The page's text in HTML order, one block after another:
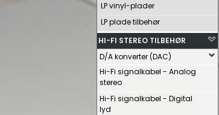
LP vinyl-plader
LP plade tilbehør
HI-FI STEREO TILBEHØR
D/A konverter (DAC)
Hi-Fi signalkabel - Analog
stereo
Hi-Fi signalkabel - Digital
lyd